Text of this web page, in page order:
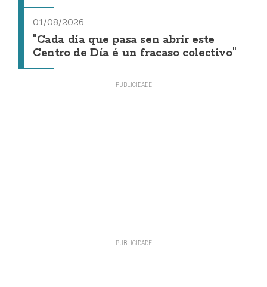
01/08/2026
"Cada día que pasa sen abrir este
Centro de Día é un fracaso colectivo"